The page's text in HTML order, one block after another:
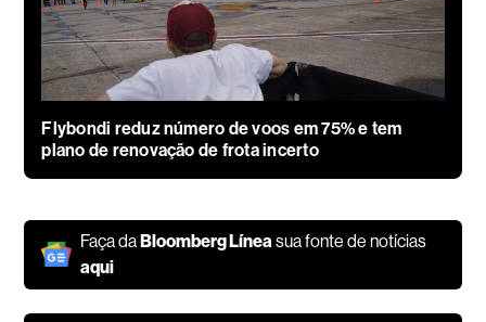
Flybondi reduz número de voos em 75% e tem
plano de renovação de frota incerto
Faça daBloomberg Línea sua fonte de notícias
aqui